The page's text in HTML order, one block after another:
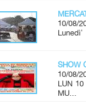
10/08/
Lunedì'
SHOW
10/08/
LUN 10
MU...